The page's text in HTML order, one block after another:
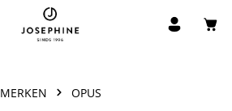
MERKEN OPUS